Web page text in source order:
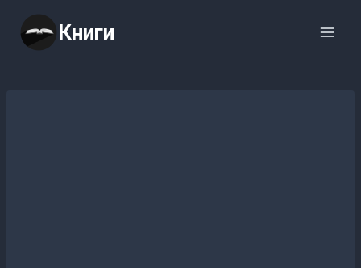
содержимому
Книги